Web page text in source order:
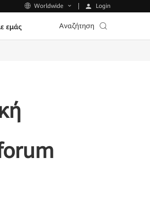
Worldwide Login
εμάς Αναζήτηση